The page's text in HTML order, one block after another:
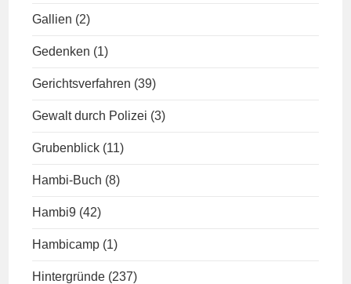
Gallien (2)
Gedenken (1)
Gerichtsverfahren (39)
Gewalt durch Polizei (3)
Grubenblick (11)
Hambi-Buch (8)
Hambi9 (42)
Hambicamp (1)
Hintergründe (237)